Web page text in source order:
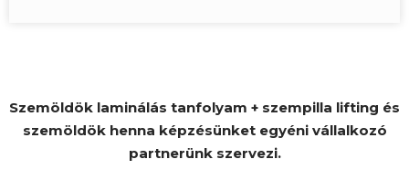
Szemöldök laminálás tanfolyam + szempilla lifting és
szemöldök henna képzésünket egyéni vállalkozó
partnerünk szervezi.